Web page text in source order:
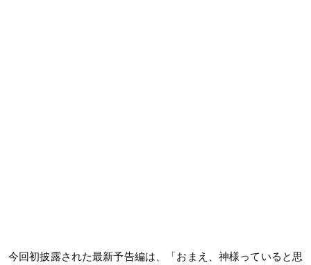
今回初披露された最新予告編は、「おまえ、神様っていると思